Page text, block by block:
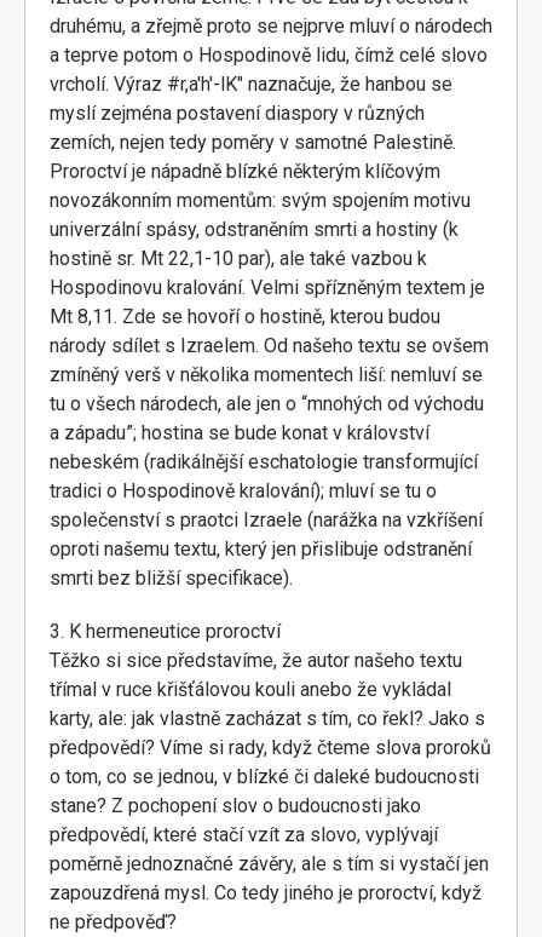
druhému, a zřejmě proto se nejprve mluví o národech
a teprve potom o Hospodinově lidu, čímž celé slovo
vrcholí. Výraz #r,a'h'-lK" naznačuje, že hanbou se
myslí zejména postavení diaspory v různých
zemích, nejen tedy poměry v samotné Palestině.
Proroctví je nápadně blízké některým klíčovým
novozákonním momentům: svým spojením motivu
univerzální spásy, odstraněním smrti a hostiny (k
hostině sr. Mt 22,1-10 par), ale také vazbou k
Hospodinovu kralování. Velmi spřízněným textem je
Mt 8,11. Zde se hovoří o hostině, kterou budou
národy sdílet s Izraelem. Od našeho textu se ovšem
zmíněný verš v několika momentech liší: nemluví se
tu o všech národech, ale jen o “mnohých od východu
a západu”; hostina se bude konat v království
nebeském (radikálnější eschatologie transformující
tradici o Hospodinově kralování); mluví se tu o
společenství s praotci Izraele (narážka na vzkříšení
oproti našemu textu, který jen přislibuje odstranění
smrti bez bližší specifikace).
3. K hermeneutice proroctví
Těžko si sice představíme, že autor našeho textu
třímal v ruce křišťálovou kouli anebo že vykládal
karty, ale: jak vlastně zacházat s tím, co řekl? Jako s
předpovědí? Víme si rady, když čteme slova proroků
o tom, co se jednou, v blízké či daleké budoucnosti
stane? Z pochopení slov o budoucnosti jako
předpovědí, které stačí vzít za slovo, vyplývají
poměrně jednoznačné závěry, ale s tím si vystačí jen
zapouzdřená mysl. Co tedy jiného je proroctví, když
ne předpověď?